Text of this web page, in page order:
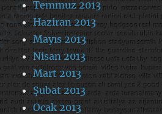
Temmuz 2013
Haziran 2013
Mayıs 2013
Nisan 2013
Mart 2013
Şubat 2013
Ocak 2013